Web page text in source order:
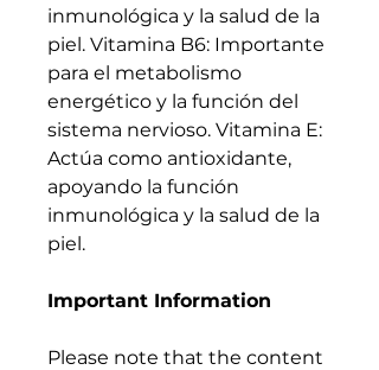
inmunológica y la salud de la
piel. Vitamina B6: Importante
para el metabolismo
energético y la función del
sistema nervioso. Vitamina E:
Actúa como antioxidante,
apoyando la función
inmunológica y la salud de la
piel.
Important Information
Please note that the content